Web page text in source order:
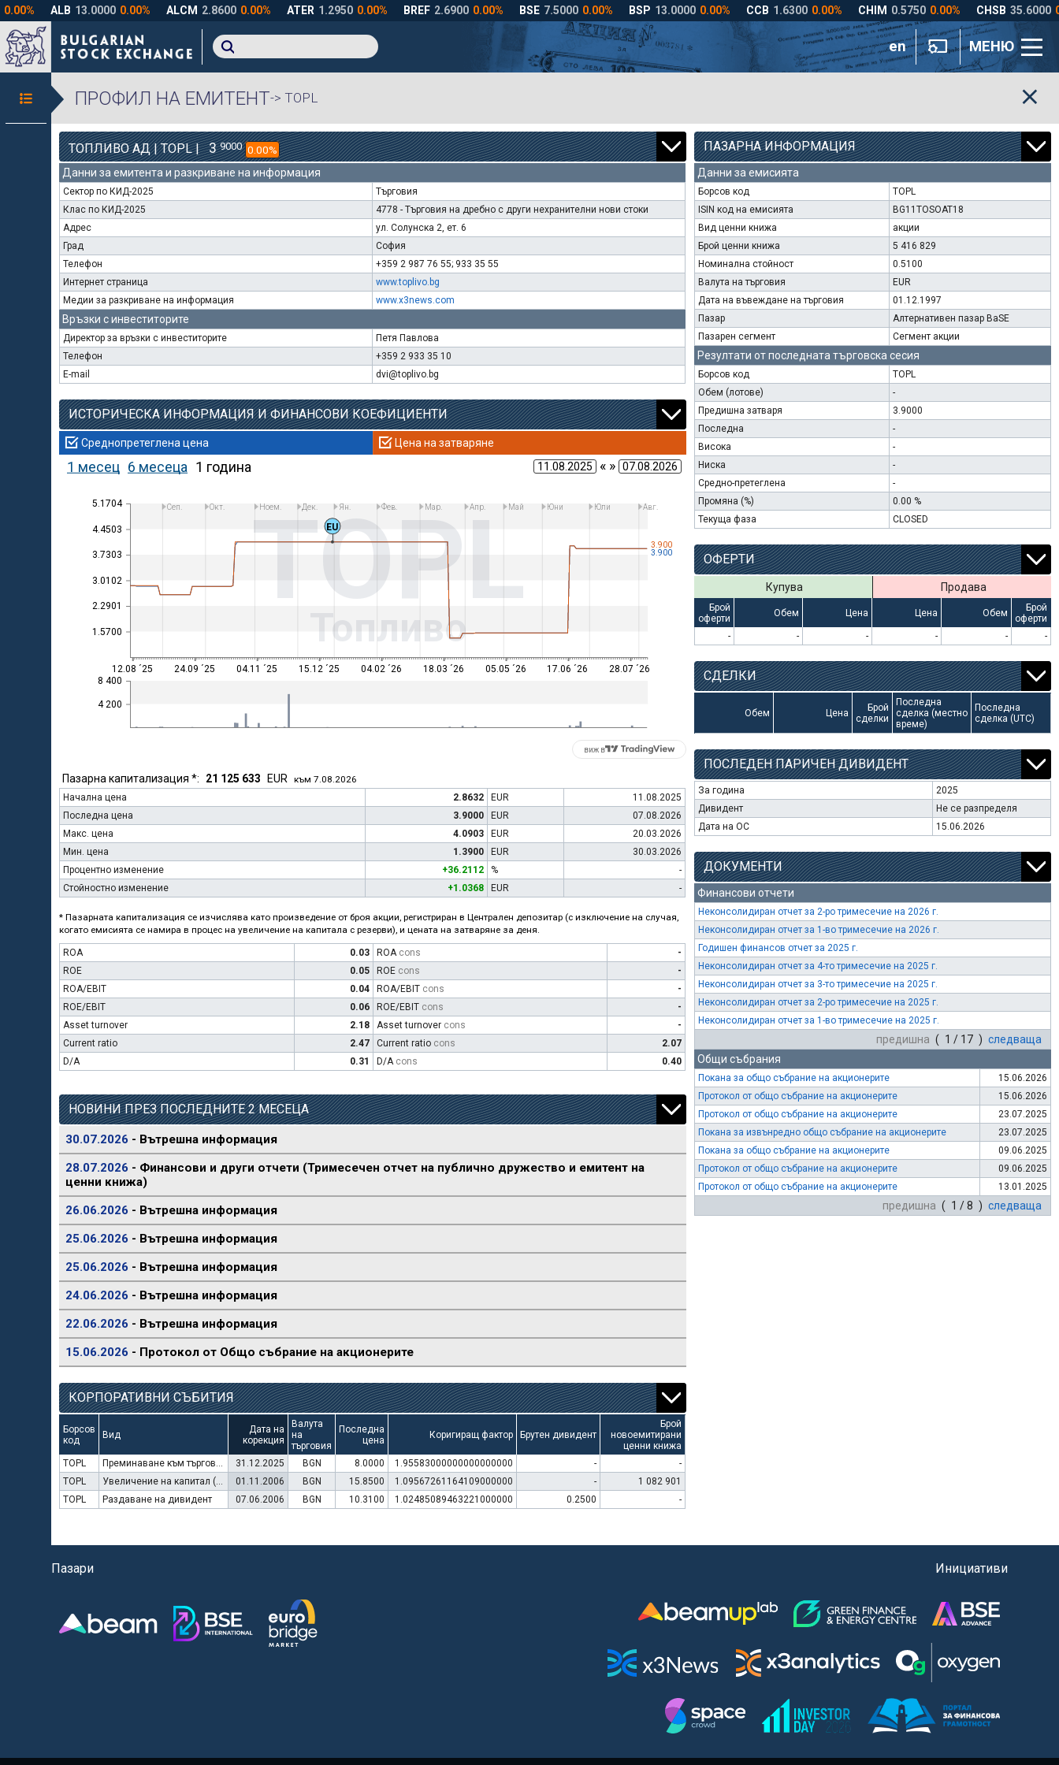
en МЕНЮ
ПРОФИЛ НА ЕМИТЕНТ-> TOPL
ТОПЛИВО АД | TOPL | 3 9000 0.00%
Данни за емитента и разкриване на информация
Сектор по КИД-2025
Търговия
Клас по КИД-2025
4778 - Търговия на дребно с други нехранителни нови стоки
Адрес
ул. Солунска 2, ет. 6
Град
София
Телефон
+359 2 987 76 55; 933 35 55
Интернет страница
www.toplivo.bg
Медии за разкриване на информация
www.x3news.com
Връзки с инвеститорите
Директор за връзки с инвеститорите
Петя Павлова
Телефон
+359 2 933 35 10
E-mail
dvi@toplivo.bg
ИСТОРИЧЕСКА ИНФОРМАЦИЯ И ФИНАНСОВИ КОЕФИЦИЕНТИ
Среднопретеглена цена Цена на затваряне
1 месец 6 месеца 1 година « »
1.5700
2.2901
3.0102
3.7303
4.4503
5.1704 TOPL
Топливо
4 200
8 400
3.900
3.900
12.08 ´25
Сеп.
24.09 ´25
Окт. Ноем.
04.11 ´25
Дек.
15.12 ´25
Ян. Фев.
04.02 ´26
Мар.
18.03 ´26
Апр. Май
05.05 ´26
Юни
17.06 ´26
Юли
28.07 ´26
Авг.
EU
виж в
Пазарна капитализация *: 21 125 633 EUR към 7.08.2026
Начална цена
2.8632 EUR
11.08.2025
Последна цена
3.9000 EUR
07.08.2026
Макс. цена
4.0903 EUR
20.03.2026
Мин. цена
1.3900 EUR
30.03.2026
Процентно изменение
+36.2112 %
-
Стойностно изменение
+1.0368 EUR -
* Пазарната капитализация се изчислява като произведение от броя акции, регистриран в Централен депозитар (с изключение на случая,
когато емисията се намира в процес на увеличение на капитала с резерви), и цената на затваряне за деня.
ROA 0.03 ROA cons
-
ROE
0.05 ROE cons
-
ROA/EBIT
0.04 ROA/EBIT cons
-
ROE/EBIT
0.06 ROE/EBIT cons
-
Asset turnover
2.18 Asset turnover cons
-
Current ratio
2.47 Current ratio cons
2.07
D/A
0.31 D/A cons 0.40
НОВИНИ ПРЕЗ ПОСЛЕДНИТЕ 2 МЕСЕЦА
30.07.2026 - Вътрешна информация
28.07.2026 - Финансови и други отчети (Тримесечен отчет на публично дружество и емитент на
ценни книжа)
26.06.2026 - Вътрешна информация
25.06.2026 - Вътрешна информация
25.06.2026 - Вътрешна информация
24.06.2026 - Вътрешна информация
22.06.2026 - Вътрешна информация
15.06.2026 - Протокол от Общо събрание на акционерите
КОРПОРАТИВНИ СЪБИТИЯ
Борсов
код
Вид
Дата на
корекция
Валута
на
търговия
Последна
цена
Коригиращ фактор Брутен дивидент
Брой
новоемитирани
ценни книжа
TOPL
Преминаване към търговия в Евро 31.12.2025 BGN 8.0000 1.95583000000000000000 -
-
TOPL
Увеличение на капитал (права) 01.11.2006 BGN 15.8500 1.09567261164109000000 -
1 082 901
TOPL
Раздаване на дивидент 07.06.2006 BGN 10.3100 1.02485089463221000000 0.2500 -
ПАЗАРНА ИНФОРМАЦИЯ
Данни за емисията
Борсов код
TOPL
ISIN код на емисията
BG11TOSOAT18
Вид ценни книжа
акции
Брой ценни книжа
5 416 829
Номинална стойност
0.5100
Валута на търговия
EUR
Дата на въвеждане на търговия
01.12.1997
Пазар
Алтернативен пазар BaSE
Пазарен сегмент
Сегмент акции
Резултати от последната търговска сесия
Борсов код
TOPL
Обем (лотове)
-
Предишна затваря
3.9000
Последна
-
Висока
-
Ниска
-
Средно-претеглена
-
Промяна (%)
0.00 %
Текуща фаза
CLOSED
ОФЕРТИ
Купува Продава
Брой
оферти
Обем Цена Цена Обем
Брой
оферти
-
- - - - -
СДЕЛКИ
Обем Цена
Брой
сделки
Последна
сделка (местно
време)
Последна
сделка (UTC)
ПОСЛЕДЕН ПАРИЧЕН ДИВИДЕНТ
За година
2025
Дивидент
Не се разпределя
Дата на ОС
15.06.2026
ДОКУМЕНТИ
Финансови отчети
Неконсолидиран отчет за 2-ро тримесечие на 2026 г.
Неконсолидиран отчет за 1-во тримесечие на 2026 г.
Годишен финансов отчет за 2025 г.
Неконсолидиран отчет за 4-то тримесечие на 2025 г.
Неконсолидиран отчет за 3-то тримесечие на 2025 г.
Неконсолидиран отчет за 2-ро тримесечие на 2025 г.
Неконсолидиран отчет за 1-во тримесечие на 2025 г.
предишна ( 1 / 17 ) следваща
Общи събрания
Покана за общо събрание на акционерите
15.06.2026
Протокол от общо събрание на акционерите
15.06.2026
Протокол от общо събрание на акционерите
23.07.2025
Покана за извънредно общо събрание на акционерите
23.07.2025
Покана за общо събрание на акционерите
09.06.2025
Протокол от общо събрание на акционерите
09.06.2025
Протокол от общо събрание на акционерите
13.01.2025
предишна ( 1 / 8 ) следваща
Пазари Инициативи